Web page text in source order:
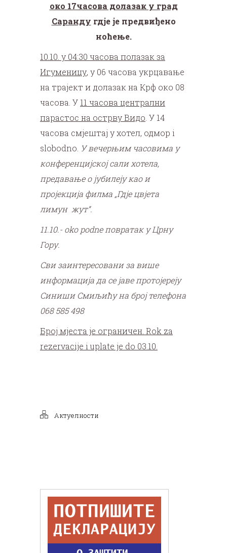
око 17часова долазак у град
Саранду гдје је предвиђено
ноћење.
10.10. у 04:30 часова полазак за
Игуменицу, у 06 часова укрцавање
на трајект и долазак на Крф око 08
часова. У 11 часова централни
парастос на острву Видо . У 14
часова смјештај у хотел, одмор i
slobodno. У вечерњим часовима у
конференцијској сали хотела,
предавање о јубилеју као и
пројекција филма „Гдје цвјета
лимун жут“.
11.10.- oko podne повратак у Црну
Гору.
Сви заинтересовани за више
информација да се јаве протојереју
Синиши Смиљићу на број телефона
068 585 498
Број мјеста је ограничен. Rok za
rezervacije i uplate je do 03.10.
Актуелности